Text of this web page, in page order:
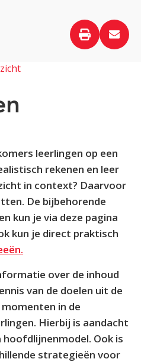
leerlingen op een
rekenen en leer
in context? Daarvoor
De bijbehorende
kun je via deze pagina
kun je direct praktisch
over de inhoud
van de doelen uit de
in de
Hierbij is aandacht
Ook is
strategieën voor